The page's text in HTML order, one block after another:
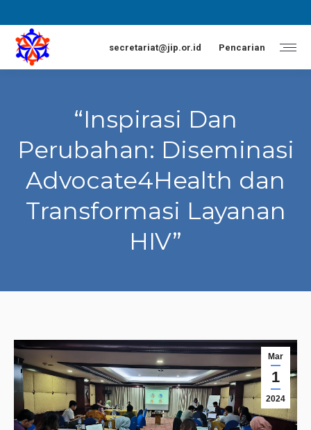
page
opens
in
page
opens
in
page
in
page
opens
in
secretariat@jip.or.id Search:
Pencarian
“Inspirasi Dan
Perubahan: Diseminasi
Advocate4Health dan
Transformasi Layanan
HIV”
Mar
1
2024